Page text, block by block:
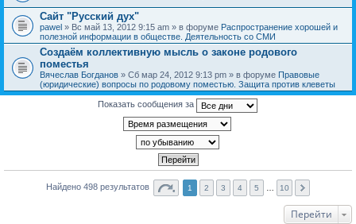
Сайт "Русский дух"
pawel » Вс май 13, 2012 9:15 am » в форуме Распространение хорошей и
полезной информации в обществе. Деятельность со СМИ
Создаём коллективную мысль о законе родового
поместья
Вячеслав Богданов » Сб мар 24, 2012 9:13 pm » в форуме Правовые
(юридические) вопросы по родовому поместью. Защита против клеветы
Показать сообщения за
Найдено 498 результатов 1 2 3 4 5 10
Перейти